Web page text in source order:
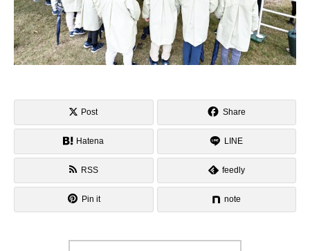
Post Share
Hatena LINE
RSS feedly
Pin it note